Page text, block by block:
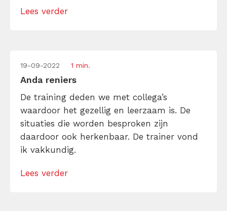
Lees verder
19-09-2022 1 min.
Anda reniers
De training deden we met collega’s
waardoor het gezellig en leerzaam is. De
situaties die worden besproken zijn
daardoor ook herkenbaar. De trainer vond
ik vakkundig.
Lees verder